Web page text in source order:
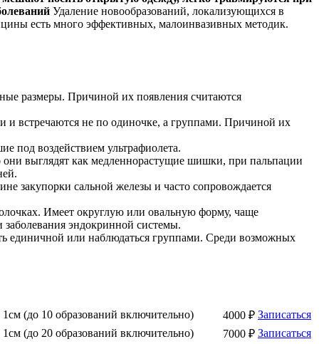
Удаление новообразований, локализующихся в
есть много эффективных, малоинвазивных методик.
размеры. Причиной их появления считаются
и встречаются не по одиночке, а группами. Причиной их
под воздействием ультрафиолета.
выглядят как медленнорастущие шишки, при пальпации
закупорки сальной железы и часто сопровождается
Имеет округлую или овальную форму, чаще
эндокринной системы.
единичной или наблюдаться группами. Среди возможных
(до 10 образований включительно) 4000 ₽ Записаться
(до 20 образований включительно)
7000 ₽ Записаться